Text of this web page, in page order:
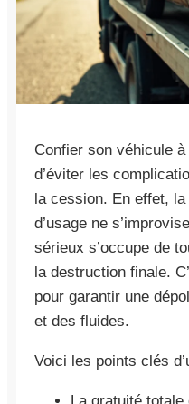
Confier son véhicule
d’éviter les
la cession. En effet, la
d’usage ne
sérieux s’occupe de
la destruction finale.
pour garantir une
et des fluides.
Voici les points clés